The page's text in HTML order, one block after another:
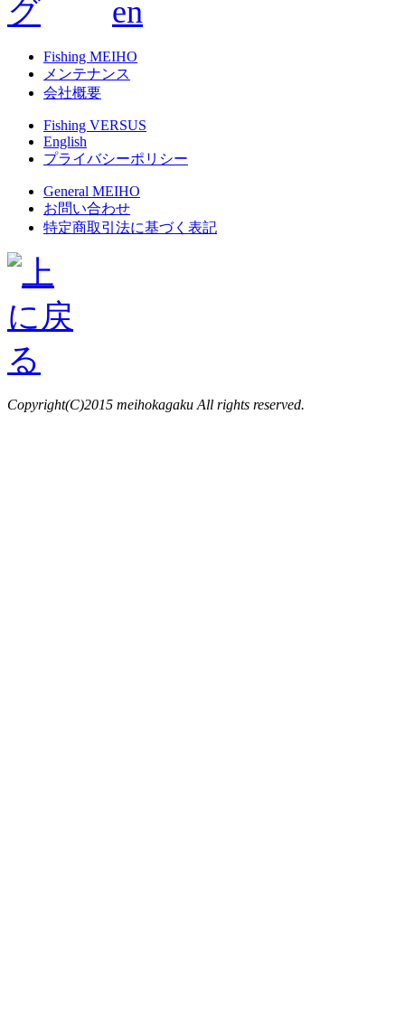
Fishing MEIHO
メンテナンス
会社概要
Fishing VERSUS
English
プライバシーポリシー
General MEIHO
お問い合わせ
特定商取引法に基づく表記
Copyright(C)2015 meihokagaku All rights reserved.